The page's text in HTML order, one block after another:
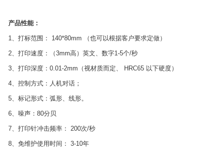
产品性能：
1、打标范围： 140*80mm （也可以根据客户要求定做）
2、打印速度：（3mm高）英文、数字1-5个/秒
3、打印深度：0.01-2mm（视材质而定、 HRC65 以下硬度）
4、控制方式：人机对话；
5、标记形式：弧形、线形。
6、噪声：80分贝
7、打印针冲击频率： 200次/秒
8、免维护使用时间： 3-10年